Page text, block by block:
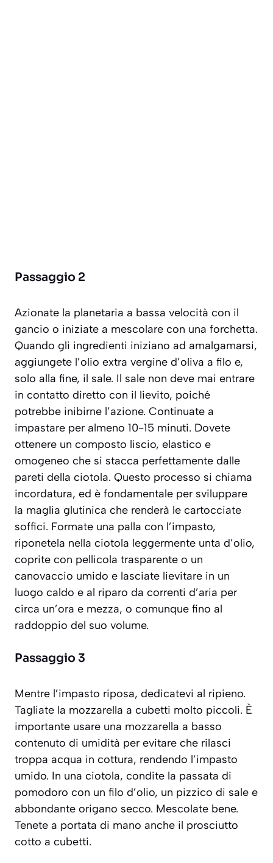
Passaggio 2
Azionate la planetaria a bassa velocità con il
gancio o iniziate a mescolare con una forchetta.
Quando gli ingredienti iniziano ad amalgamarsi,
aggiungete l’olio extra vergine d’oliva a filo e,
solo alla fine, il sale. Il sale non deve mai entrare
in contatto diretto con il lievito, poiché
potrebbe inibirne l’azione. Continuate a
impastare per almeno 10-15 minuti. Dovete
ottenere un composto liscio, elastico e
omogeneo che si stacca perfettamente dalle
pareti della ciotola. Questo processo si chiama
incordatura, ed è fondamentale per sviluppare
la maglia glutinica che renderà le cartocciate
soffici. Formate una palla con l’impasto,
riponetela nella ciotola leggermente unta d’olio,
coprite con pellicola trasparente o un
canovaccio umido e lasciate lievitare in un
luogo caldo e al riparo da correnti d’aria per
circa un’ora e mezza, o comunque fino al
raddoppio del suo volume.
Passaggio 3
Mentre l’impasto riposa, dedicatevi al ripieno.
Tagliate la mozzarella a cubetti molto piccoli. È
importante usare una mozzarella a basso
contenuto di umidità per evitare che rilasci
troppa acqua in cottura, rendendo l’impasto
umido. In una ciotola, condite la passata di
pomodoro con un filo d’olio, un pizzico di sale e
abbondante origano secco. Mescolate bene.
Tenete a portata di mano anche il prosciutto
cotto a cubetti.